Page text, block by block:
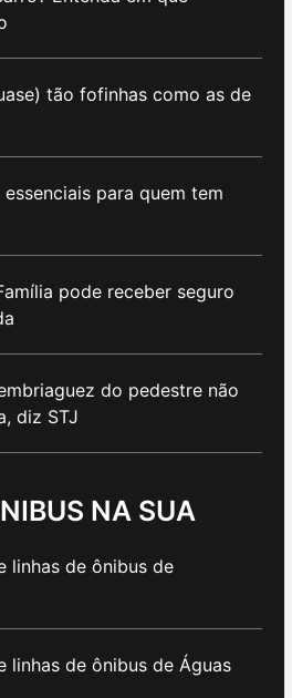
tão fofinhas como as de
para quem tem
pode receber seguro
do pedestre não
diz STJ
NA SUA
linhas de ônibus de
linhas de ônibus de Águas